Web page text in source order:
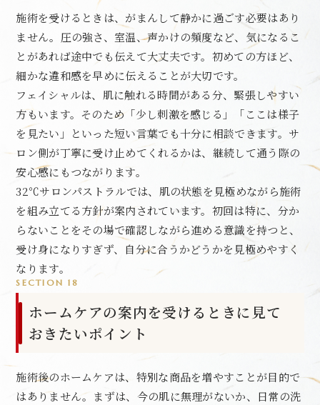
施術を受けるときは、がまんして静かに過ごす必要はあり
ません。圧の強さ、室温、声かけの頻度など、気になるこ
とがあれば途中でも伝えて大丈夫です。初めての方ほど、
細かな違和感を早めに伝えることが大切です。
フェイシャルは、肌に触れる時間がある分、緊張しやすい
方もいます。そのため「少し刺激を感じる」「ここは様子
を見たい」といった短い言葉でも十分に相談できます。サ
ロン側が丁寧に受け止めてくれるかは、継続して通う際の
安心感にもつながります。
32℃サロンパストラルでは、肌の状態を見極めながら施術
を組み立てる方針が案内されています。初回は特に、分か
らないことをその場で確認しながら進める意識を持つと、
受け身になりすぎず、自分に合うかどうかを見極めやすく
なります。
SECTION 18
ホームケアの案内を受けるときに見て
おきたいポイント
施術後のホームケアは、特別な商品を増やすことが目的で
はありません。まずは、今の肌に無理がないか、日常の洗